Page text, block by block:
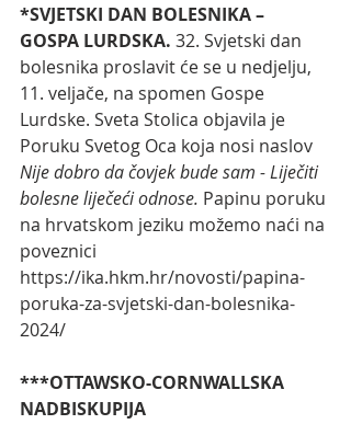
*SVJETSKI DAN BOLESNIKA –
GOSPA LURDSKA. 32. Svjetski dan
bolesnika proslavit će se u nedjelju,
11. veljače, na spomen Gospe
Lurdske. Sveta Stolica objavila je
Poruku Svetog Oca koja nosi naslov
Nije dobro da čovjek bude sam - Liječiti
bolesne liječeći odnose. Papinu poruku
na hrvatskom jeziku možemo naći na
poveznici
https://ika.hkm.hr/novosti/papina-
poruka-za-svjetski-dan-bolesnika-
2024/
***OTTAWSKO-CORNWALLSKA
NADBISKUPIJA